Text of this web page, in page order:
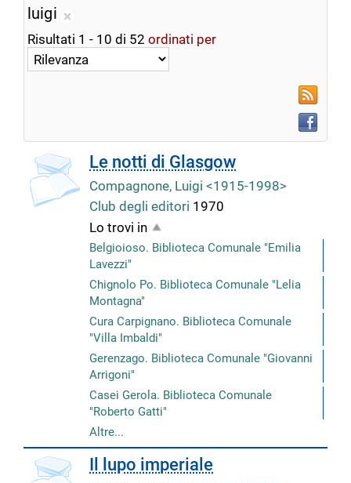
luigi
Rimuovi
dalla
ricerca
Risultati 1 - 10 di 52 ordinati per
RSS
copertina Le notti di Glasgow
Compagnone, Luigi <1915-1998>
Club degli editori 1970
Lo trovi in
Belgioioso. Biblioteca Comunale "Emilia
Lavezzi"
Chignolo Po. Biblioteca Comunale "Lelia
Montagna"
Cura Carpignano. Biblioteca Comunale
"Villa Imbaldi"
Gerenzago. Biblioteca Comunale "Giovanni
Arrigoni"
Casei Gerola. Biblioteca Comunale
"Roberto Gatti"
Altre...
Il lupo imperiale